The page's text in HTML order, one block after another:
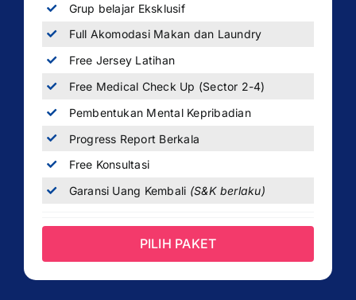
Grup belajar Eksklusif
Full Akomodasi Makan dan Laundry
Free Jersey Latihan
Free Medical Check Up (Sector 2-4)
Pembentukan Mental Kepribadian
Progress Report Berkala
Free Konsultasi
Garansi Uang Kembali (S&K berlaku)
PILIH PAKET